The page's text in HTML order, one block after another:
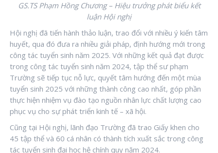
GS.TS Phạm Hồng Chương – Hiệu trưởng phát biểu kết
luận Hội nghị
Hội nghị đã tiến hành thảo luận, trao đổi với nhiều ý kiến tâm
huyết, qua đó đưa ra nhiều giải pháp, định hướng mới trong
công tác tuyển sinh năm 2025. Với những kết quả đạt được
trong công tác tuyển sinh năm 2024, tập thể sư phạm
Trường sẽ tiếp tục nỗ lực, quyết tâm hướng đến một mùa
tuyển sinh 2025 với những thành công cao nhất, góp phần
thực hiện nhiệm vụ đào tạo nguồn nhân lực chất lượng cao
phục vụ cho sự phát triển kinh tế – xã hội.
Cũng tại Hội nghị, lãnh đạo Trường đã trao Giấy khen cho
45 tập thể và 60 cá nhân có thành tích xuất sắc trong công
tác tuyển sinh đại học hệ chính quy năm 2024.